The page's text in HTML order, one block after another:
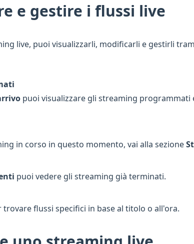
e gestire i flussi live
live, puoi visualizzarli, modificarli e gestirli
puoi visualizzare gli streaming
in corso in questo momento, vai alla sezione
puoi vedere gli streaming già terminati.
flussi specifici in base al titolo o all'ora.